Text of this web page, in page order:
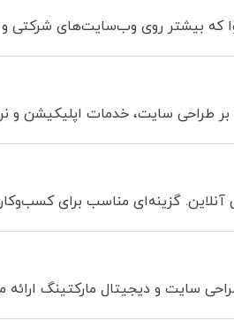
که بیشتر روی وب‌سایت‌های شرکتی و
طراحی سایت، خدمات اپلیکیشن و
آنلاین. گزینه‌ای مناسب برای
سایت و دیجیتال مارکتینگ ارائه